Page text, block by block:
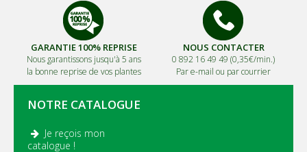
GARANTIE 100% REPRISE
Nous garantissons jusqu'à 5 ans
la bonne reprise de vos plantes
NOUS CONTACTER
0 892 16 49 49 (0,35€/min.)
Par e-mail ou par courrier
NOTRE CATALOGUE
Je reçois mon
catalogue !